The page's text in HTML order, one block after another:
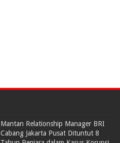
Mantan Relationship Manager BRI
Cabang Jakarta Pusat Dituntut 8